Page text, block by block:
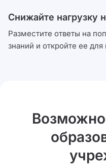
Снижайте нагрузку
Разместите ответы на
знаний и откройте ее для